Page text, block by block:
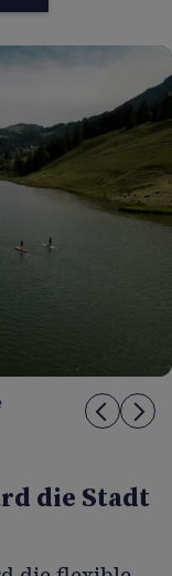
die Stadt